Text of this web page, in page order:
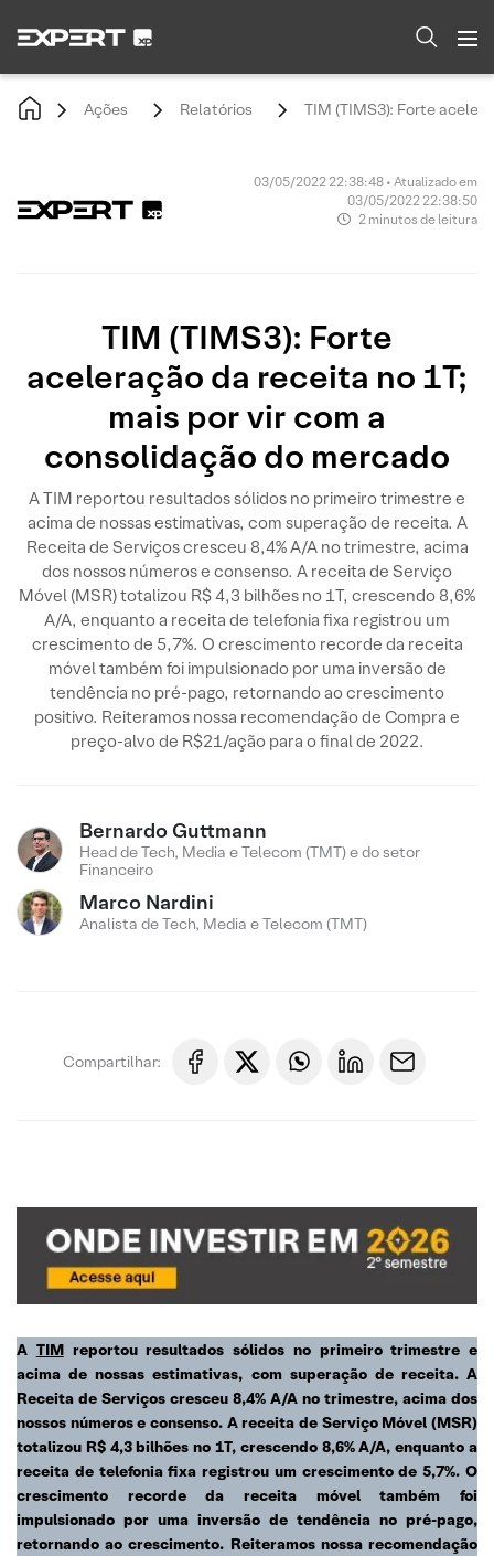
Ações Relatórios TIM (TIMS3): Forte
03/05/2022 22:38:48 • Atualizado em
03/05/2022 22:38:50
2 minutos de leitura
TIM (TIMS3): Forte
aceleração da receita no 1T;
mais por vir com a
consolidação do mercado
A TIM reportou resultados sólidos no primeiro trimestre e
acima de nossas estimativas, com superação de receita. A
Receita de Serviços cresceu 8,4% A/A no trimestre, acima
dos nossos números e consenso. A receita de Serviço
Móvel (MSR) totalizou R$ 4,3 bilhões no 1T, crescendo 8,6%
A/A, enquanto a receita de telefonia fixa registrou um
crescimento de 5,7%. O crescimento recorde da receita
móvel também foi impulsionado por uma inversão de
tendência no pré-pago, retornando ao crescimento
positivo. Reiteramos nossa recomendação de Compra e
preço-alvo de R$21/ação para o final de 2022.
Bernardo Guttmann
Head de Tech, Media e Telecom (TMT) e do setor
Financeiro
Marco Nardini
Analista de Tech, Media e Telecom (TMT)
Compartilhar:
A TIM reportou resultados sólidos no primeiro trimestre e
acima de nossas estimativas, com superação de receita. A
Receita de Serviços cresceu 8,4% A/A no trimestre, acima dos
nossos números e consenso. A receita de Serviço Móvel (MSR)
totalizou R$ 4,3 bilhões no 1T, crescendo 8,6% A/A, enquanto a
receita de telefonia fixa registrou um crescimento de 5,7%. O
crescimento recorde da receita móvel também foi
impulsionado por uma inversão de tendência no pré-pago,
retornando ao crescimento. Reiteramos nossa recomendação